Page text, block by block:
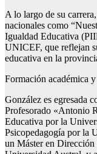
A lo largo de su
nacionales como
Igualdad Educativa
UNICEF, que reflejan
educativa en la
Formación académica
González es egresada
Profesorado «Antonio
Educativa por la
Psicopedagogía por la
un Máster en